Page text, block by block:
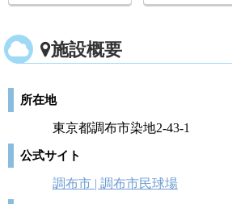
施設概要
所在地
東京都調布市染地2-43-1
公式サイト
調布市 | 調布市民球場